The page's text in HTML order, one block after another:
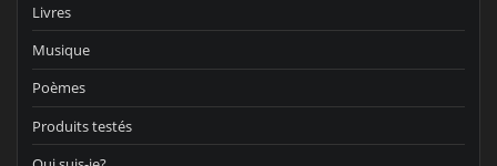
Livres
Musique
Poèmes
Produits testés